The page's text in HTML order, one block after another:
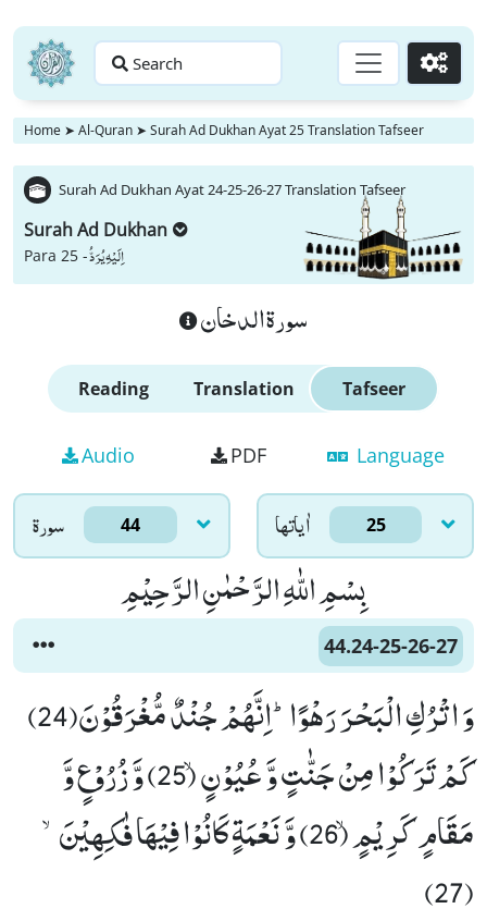
Search Go
Home ➤ Al-Quran ➤ Surah Ad Dukhan Ayat 25 Translation Tafseer
Surah Ad Dukhan Ayat 24-25-26-27 Translation Tafseer
Surah Ad Dukhan
Para 25 -اِلَیْهِ یُرَدُّ
سورة الدخان
Reading Translation Tafseer
Audio PDF Language
سورۃ 44 اٰياتها 25
بِسْمِ اللّٰهِ الرَّحْمٰنِ الرَّحِیْمِ
44.24-25-26-27
وَ اتْرُكِ الْبَحْرَ رَهْوًاؕ-اِنَّهُمْ جُنْدٌ مُّغْرَقُوْنَ(24)
كَمْ تَرَكُوْا مِنْ جَنّٰتٍ وَّ عُیُوْنٍۙ (25) وَّ زُرُوْعٍ وَّ
مَقَامٍ كَرِیْمٍۙ (26) وَّ نَعْمَةٍ كَانُوْا فِیْهَا فٰكِهِیْنَۙ
(27)